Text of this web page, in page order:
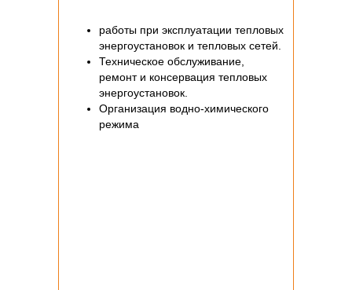
работы при эксплуатации тепловых
энергоустановок и тепловых сетей.
Техническое обслуживание,
ремонт и консервация тепловых
энергоустановок.
Организация водно-химического
режима